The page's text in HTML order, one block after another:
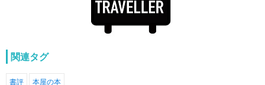
関連タグ
書評 本屋の本